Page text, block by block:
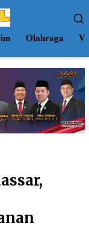
Olahraga